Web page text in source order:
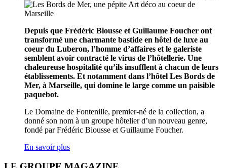
Depuis que Frédéric Biousse et Guillaume Foucher ont
transformé une charmante bastide en hôtel de luxe au
coeur du Luberon, l’homme d’affaires et le galeriste
semblent avoir contracté le virus de l’hôtellerie. Une
chaleureuse hospitalité qu’ils insufflent à chacun de leurs
établissements. Et notamment dans l’hôtel Les Bords de
Mer, à Marseille, qui domine le large comme un paisible
paquebot.
Le Domaine de Fontenille, premier-né de la collection, a
donné son nom à un groupe hôtelier d’un nouveau genre,
fondé par Frédéric Biousse et Guillaume Foucher.
En savoir plus